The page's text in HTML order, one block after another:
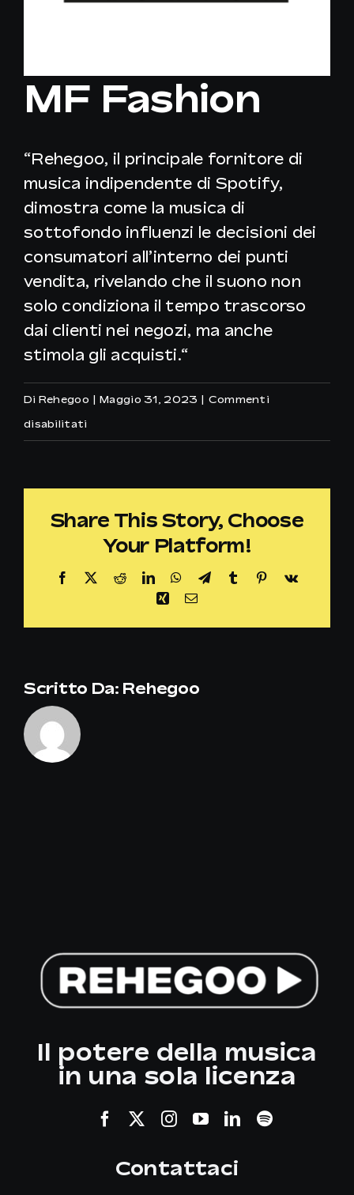
MF Fashion
“Rehegoo, il principale fornitore di
musica indipendente di Spotify,
dimostra come la musica di
sottofondo influenzi le decisioni dei
consumatori all’interno dei punti
vendita, rivelando che il suono non
solo condiziona il tempo trascorso
dai clienti nei negozi, ma anche
stimola gli acquisti.“
Di Rehegoo | Maggio 31, 2023 | Commenti
disabilitati
Share This Story, Choose
Your Platform!
Facebook RedditLinkedInWhatsApp
TelegramTumblr Pinterest
Vk
XingEmail
Scritto Da: Rehegoo
Il potere della musica
in una sola licenza
Contattaci